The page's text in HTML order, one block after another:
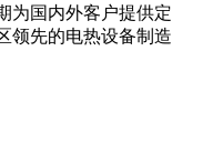
为国内外客户提供定
领先的电热设备制造